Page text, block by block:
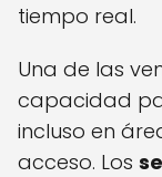
tiempo real.
Una de las
capacidad
incluso en
acceso. Los